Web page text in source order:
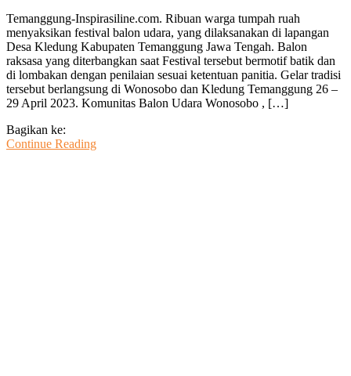
Unik
:
Festival
Balon
Udara
Wonosobo
Digelar
Temanggung-Inspirasiline.com. Ribuan warga tumpah ruah
menyaksikan festival balon udara, yang dilaksanakan di lapangan
Desa Kledung Kabupaten Temanggung Jawa Tengah. Balon
raksasa yang diterbangkan saat Festival tersebut bermotif batik dan
di lombakan dengan penilaian sesuai ketentuan panitia. Gelar tradisi
tersebut berlangsung di Wonosobo dan Kledung Temanggung 26 –
29 April 2023. Komunitas Balon Udara Wonosobo , […]
Bagikan ke:
Continue Reading